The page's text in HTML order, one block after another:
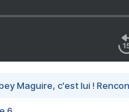
Maguire, c'est lui !